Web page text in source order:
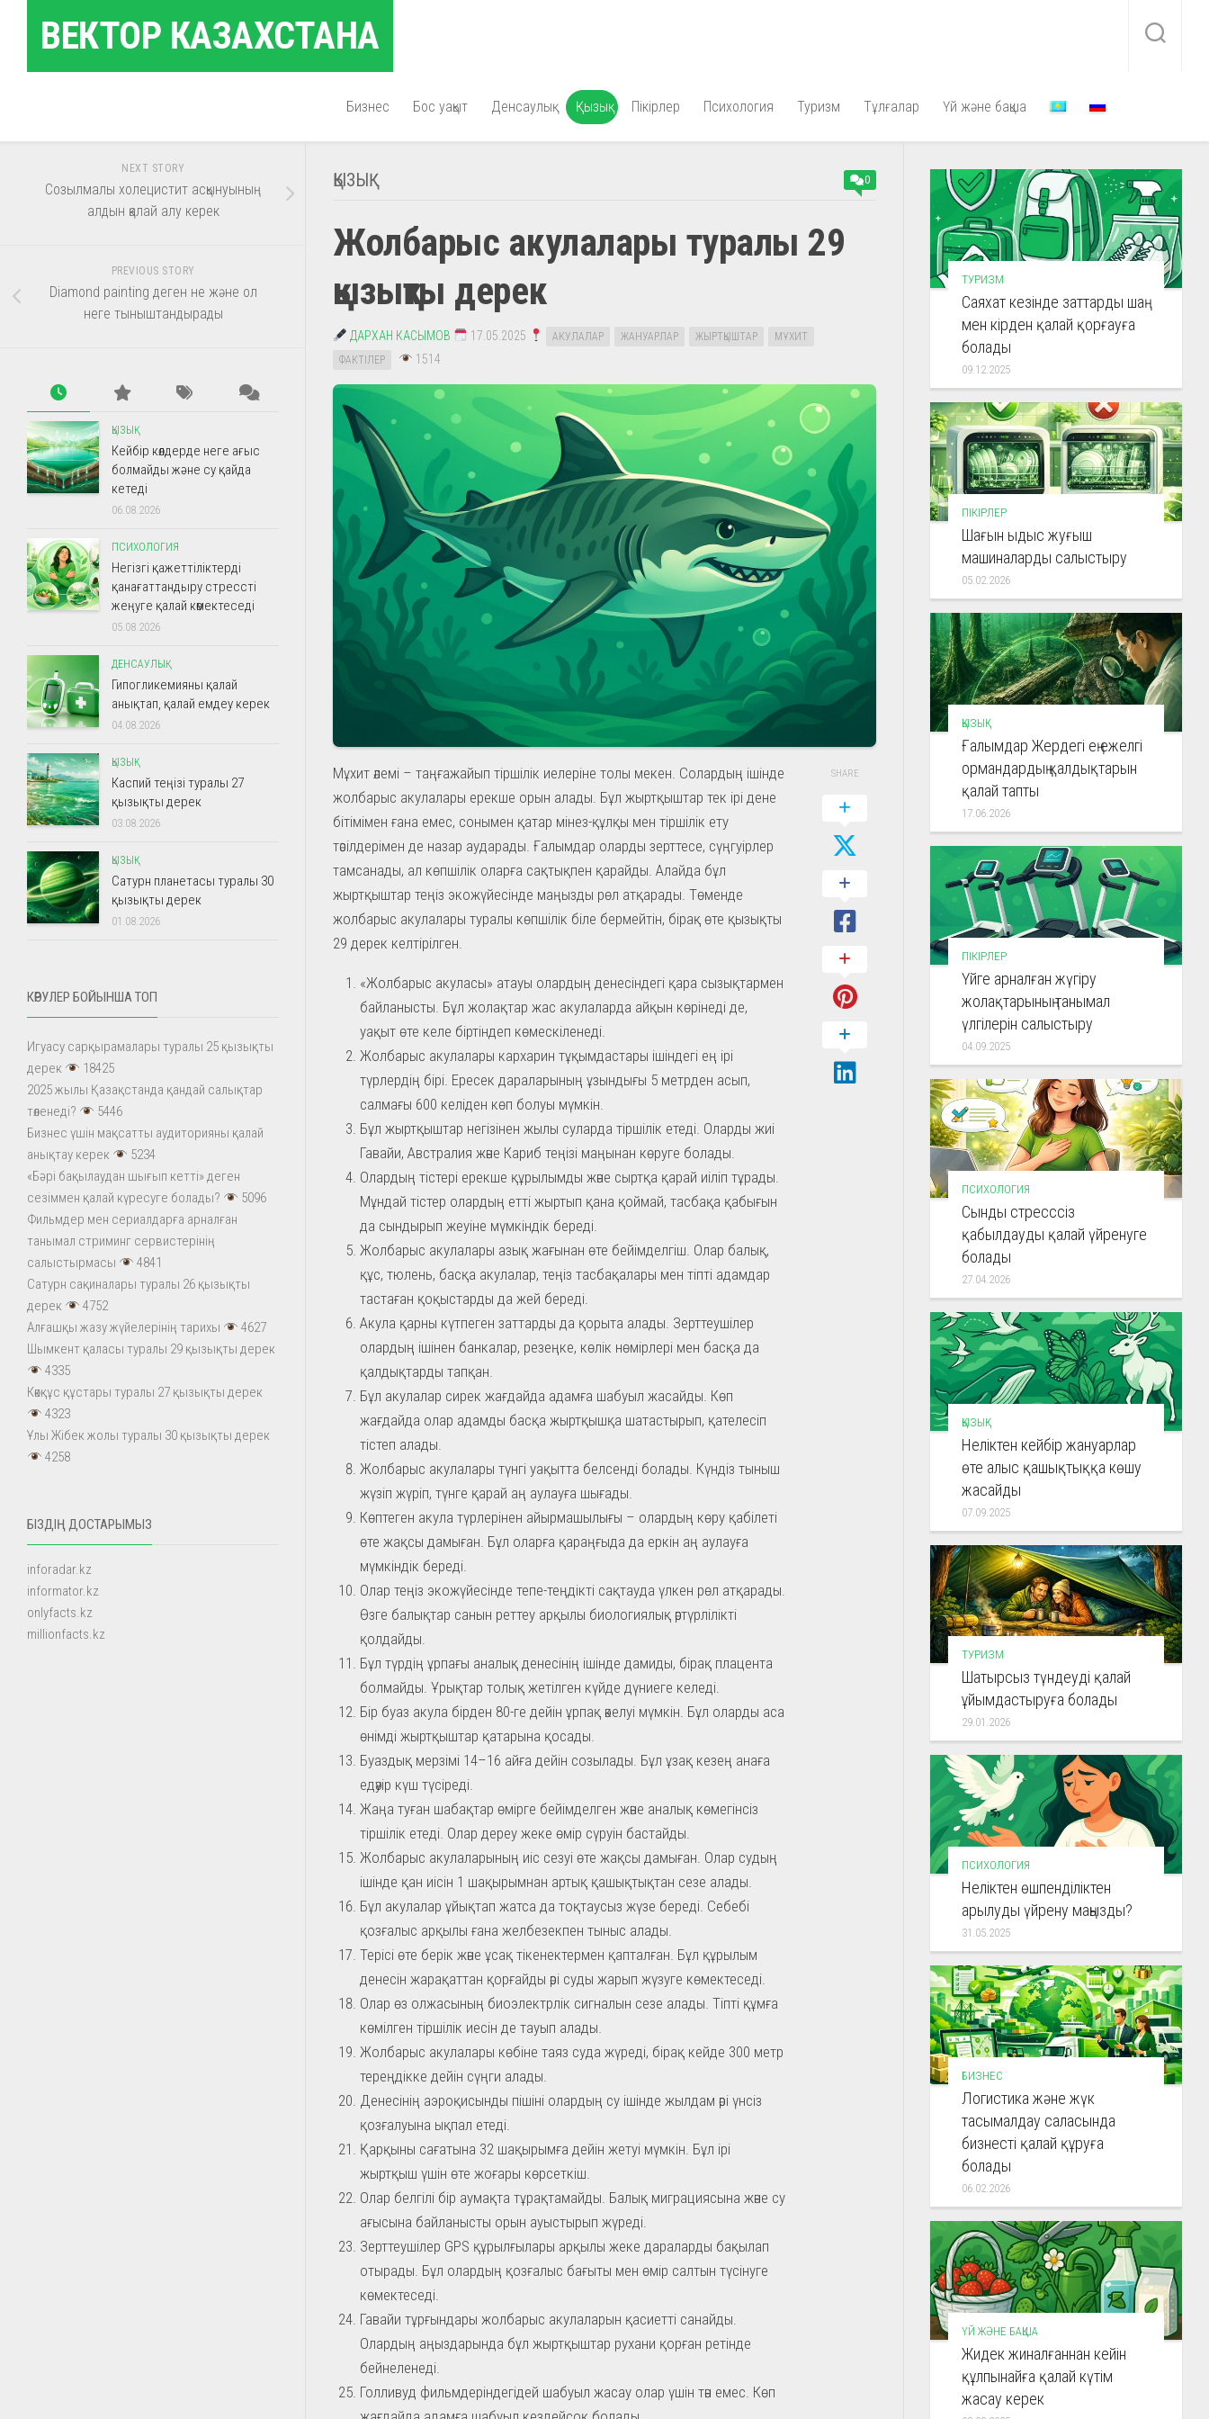
contentВЕКТОР КАЗАХСТАНА
Бизнес Бос уақыт Денсаулық Қызық Пікірлер Психология Туризм Тұлғалар Үй және бақша
ҚЫЗЫҚ 0
Жолбарыс акулалары туралы 29
қызықты дерек
ДАРХАН КАСЫМОВ 17.05.2025 АКУЛАЛАР ЖАНУАРЛАР ЖЫРТҚЫШТАР
МҰХИТ
ФАКТІЛЕР
1514
Мұхит әлемі – таңғажайып тіршілік иелеріне толы мекен. Солардың ішінде
жолбарыс акулалары ерекше орын алады. Бұл жыртқыштар тек ірі дене
бітімімен ғана емес, сонымен қатар мінез-құлқы мен тіршілік ету
тәсілдерімен де назар аударады. Ғалымдар оларды зерттесе, сүңгуірлер
тамсанады, ал көпшілік оларға сақтықпен қарайды. Алайда бұл
жыртқыштар теңіз экожүйесінде маңызды рөл атқарады. Төменде
жолбарыс акулалары туралы көпшілік біле бермейтін, бірақ өте қызықты
29 дерек келтірілген.
«Жолбарыс акуласы» атауы олардың денесіндегі қара сызықтармен
байланысты. Бұл жолақтар жас акулаларда айқын көрінеді де,
уақыт өте келе біртіндеп көмескіленеді.
Жолбарыс акулалары кархарин тұқымдастары ішіндегі ең ірі
түрлердің бірі. Ересек дараларының ұзындығы 5 метрден асып,
салмағы 600 келіден көп болуы мүмкін.
Бұл жыртқыштар негізінен жылы суларда тіршілік етеді. Оларды жиі
Гавайи, Австралия және Кариб теңізі маңынан көруге болады.
Олардың тістері ерекше құрылымды және сыртқа қарай иіліп тұрады.
Мұндай тістер олардың етті жыртып қана қоймай, тасбақа қабығын
да сындырып жеуіне мүмкіндік береді.
Жолбарыс акулалары азық жағынан өте бейімделгіш. Олар балық,
құс, тюлень, басқа акулалар, теңіз тасбақалары мен тіпті адамдар
тастаған қоқыстарды да жей береді.
Акула қарны күтпеген заттарды да қорыта алады. Зерттеушілер
олардың ішінен банкалар, резеңке, көлік нөмірлері мен басқа да
қалдықтарды тапқан.
Бұл акулалар сирек жағдайда адамға шабуыл жасайды. Көп
жағдайда олар адамды басқа жыртқышқа шатастырып, қателесіп
тістеп алады.
Жолбарыс акулалары түнгі уақытта белсенді болады. Күндіз тыныш
жүзіп жүріп, түнге қарай аң аулауға шығады.
Көптеген акула түрлерінен айырмашылығы – олардың көру қабілеті
өте жақсы дамыған. Бұл оларға қараңғыда да еркін аң аулауға
мүмкіндік береді.
Олар теңіз экожүйесінде тепе-теңдікті сақтауда үлкен рөл атқарады.
Өзге балықтар санын реттеу арқылы биологиялық әртүрлілікті
қолдайды.
Бұл түрдің ұрпағы аналық денесінің ішінде дамиды, бірақ плацента
болмайды. Ұрықтар толық жетілген күйде дүниеге келеді.
Бір буаз акула бірден 80-ге дейін ұрпақ әкелуі мүмкін. Бұл оларды аса
өнімді жыртқыштар қатарына қосады.
Буаздық мерзімі 14–16 айға дейін созылады. Бұл ұзақ кезең анаға
едәуір күш түсіреді.
Жаңа туған шабақтар өмірге бейімделген және аналық көмегінсіз
тіршілік етеді. Олар дереу жеке өмір сүруін бастайды.
Жолбарыс акулаларының иіс сезуі өте жақсы дамыған. Олар судың
ішінде қан иісін 1 шақырымнан артық қашықтықтан сезе алады.
Бұл акулалар ұйықтап жатса да тоқтаусыз жүзе береді. Себебі
қозғалыс арқылы ғана желбезекпен тыныс алады.
Терісі өте берік және ұсақ тікенектермен қапталған. Бұл құрылым
денесін жарақаттан қорғайды әрі суды жарып жүзуге көмектеседі.
Олар өз олжасының биоэлектрлік сигналын сезе алады. Тіпті құмға
көмілген тіршілік иесін де тауып алады.
Жолбарыс акулалары көбіне таяз суда жүреді, бірақ кейде 300 метр
тереңдікке дейін сүңги алады.
Денесінің аэроқисынды пішіні олардың су ішінде жылдам әрі үнсіз
қозғалуына ықпал етеді.
Қарқыны сағатына 32 шақырымға дейін жетуі мүмкін. Бұл ірі
жыртқыш үшін өте жоғары көрсеткіш.
Олар белгілі бір аумақта тұрақтамайды. Балық миграциясына және су
ағысына байланысты орын ауыстырып жүреді.
Зерттеушілер GPS құрылғылары арқылы жеке дараларды бақылап
отырады. Бұл олардың қозғалыс бағыты мен өмір салтын түсінуге
көмектеседі.
Гавайи тұрғындары жолбарыс акулаларын қасиетті санайды.
Олардың аңыздарында бұл жыртқыштар рухани қорған ретінде
бейнеленеді.
Голливуд фильмдеріндегідей шабуыл жасау олар үшін тән емес. Көп
SHARE
NEXT STORY
Созылмалы холецистит асқынуының
алдын қалай алу керек
PREVIOUS STORY
Diamond painting деген не және ол
неге тыныштандырады
ҚЫЗЫҚ
Кейбір көлдерде неге ағыс
болмайды және су қайда
кетеді
06.08.2026
ПСИХОЛОГИЯ
Негізгі қажеттіліктерді
қанағаттандыру стрессті
жеңуге қалай көмектеседі
05.08.2026
ДЕНСАУЛЫҚ
Гипогликемияны қалай
анықтап, қалай емдеу керек
04.08.2026
ҚЫЗЫҚ
Каспий теңізі туралы 27
қызықты дерек
03.08.2026
ҚЫЗЫҚ
Сатурн планетасы туралы 30
қызықты дерек
01.08.2026
КӨРУЛЕР БОЙЫНША ТОП
Игуасу сарқырамалары туралы 25 қызықты
дерек
18425
2025 жылы Қазақстанда қандай салықтар
төленеді?
5446
Бизнес үшін мақсатты аудиторияны қалай
анықтау керек
5234
«Бәрі бақылаудан шығып кетті» деген
сезіммен қалай күресуге болады?
5096
Фильмдер мен сериалдарға арналған
танымал стриминг сервистерінің
салыстырмасы
4841
Сатурн сақиналары туралы 26 қызықты
дерек
4752
Алғашқы жазу жүйелерінің тарихы
4627
Шымкент қаласы туралы 29 қызықты дерек
4335
Көкқұс құстары туралы 27 қызықты дерек
4323
Ұлы Жібек жолы туралы 30 қызықты дерек
4258
БІЗДІҢ ДОСТАРЫМЫЗ
inforadar.kz
informator.kz
onlyfacts.kz
millionfacts.kz
ТУРИЗМ
Саяхат кезінде заттарды шаң
мен кірден қалай қорғауға
болады
09.12.2025
ПІКІРЛЕР
Шағын ыдыс жуғыш
машиналарды салыстыру
05.02.2026
ҚЫЗЫҚ
Ғалымдар Жердегі ең ежелгі
ормандардың қалдықтарын
қалай тапты
17.06.2026
ПІКІРЛЕР
Үйге арналған жүгіру
жолақтарының танымал
үлгілерін салыстыру
04.09.2025
ПСИХОЛОГИЯ
Сынды стресссіз
қабылдауды қалай үйренуге
болады
27.04.2026
ҚЫЗЫҚ
Неліктен кейбір жануарлар
өте алыс қашықтыққа көшу
жасайды
07.09.2025
ТУРИЗМ
Шатырсыз түндеуді қалай
ұйымдастыруға болады
29.01.2026
ПСИХОЛОГИЯ
Неліктен өшпенділіктен
арылуды үйрену маңызды?
31.05.2025
БИЗНЕС
Логистика және жүк
тасымалдау саласында
бизнесті қалай құруға
болады
06.02.2026
ҮЙ ЖӘНЕ БАҚША
Жидек жиналғаннан кейін
құлпынайға қалай күтім
жасау керек